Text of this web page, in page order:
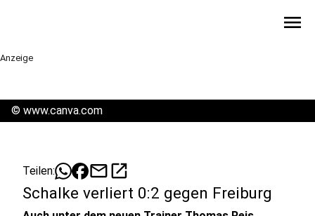
menu
Anzeige
© www.canva.com
Teilen: mailopen_in_new
Schalke verliert 0:2 gegen Freiburg